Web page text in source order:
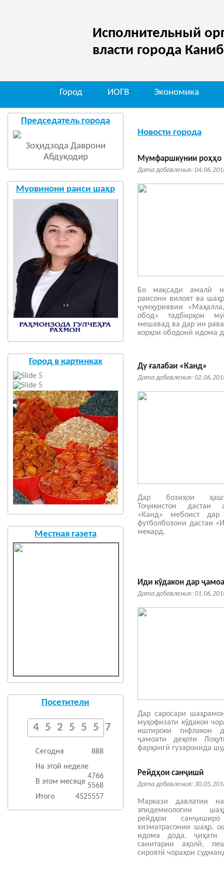
Исполнительный
власти города
Город ИОГВ Экономика
Председатель города
Зоҳидзода Даврони
Абдуқодир
Муовинони раиси шаҳр
Город в картинках
Местная газета
Посетители
4525557
Сегодня
888
На этой неделе
4766
В этом месяце 5568
Итого
4525557
Новости города
Мумфаршкунии роҳҳо
Дата добавления:
Бо мақсади амалӣ
раисони вилоят ва
ҷумҳуриявии
обод» тадбирҳои
мешавад ва дар ин
корҳои ободонӣ идома
Ду ғалабаи «Канд»
Дата добавления:
Дар бозиҳои
Тоҷикистон дастаи
«Канд» мебоист
футболбозони дастаи
мекард.
Иди кӯдакон дар
Дата добавления:
Дар саросари
муҳофизати кӯдакон
иштироки тифлакон
ҷамоати деҳоти
фарҳангӣ гузаронида
Рейдҳои санҷишӣ
Дата добавления:
Маркази давлатии
эпидемиологии
рейдҳои
хизматрасонии шаҳр,
идома дода, ҷиҳати
санитарии аҳолӣ,
сироятӣ чораҳои